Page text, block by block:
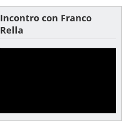
Incontro con Franco
Rella